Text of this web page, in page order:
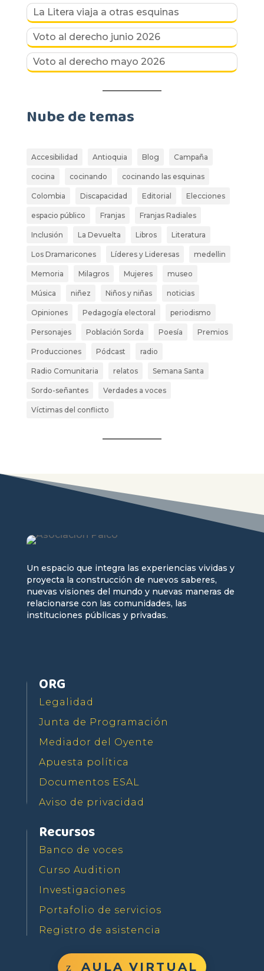
La Litera viaja a otras esquinas
Voto al derecho junio 2026
Voto al derecho mayo 2026
Nube de temas
Accesibilidad Antioquia Blog Campaña
cocina cocinando cocinando las esquinas
Colombia Discapacidad Editorial Elecciones
espacio público Franjas Franjas Radiales
Inclusión La Devuelta Libros Literatura
Los Dramaricones Líderes y Lideresas medellin
Memoria Milagros Mujeres museo
Música niñez Niños y niñas noticias
Opiniones Pedagogía electoral periodismo
Personajes Población Sorda Poesía Premios
Producciones Pódcast radio
Radio Comunitaria relatos Semana Santa
Sordo-señantes Verdades a voces
Víctimas del conflicto
Un espacio que integra las experiencias vividas y
proyecta la construcción de nuevos saberes,
nuevas visiones del mundo y nuevas maneras de
relacionarse con las comunidades, las
instituciones públicas y privadas.
ORG
Legalidad
Junta de Programación
Mediador del Oyente
Apuesta política
Documentos ESAL
Aviso de privacidad
Recursos
Banco de voces
Curso Audition
Investigaciones
Portafolio de servicios
Registro de asistencia
AULA VIRTUAL